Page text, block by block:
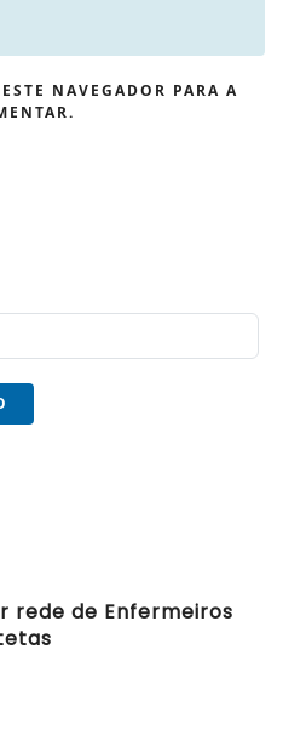
NAVEGADOR PARA A
rede de Enfermeiros